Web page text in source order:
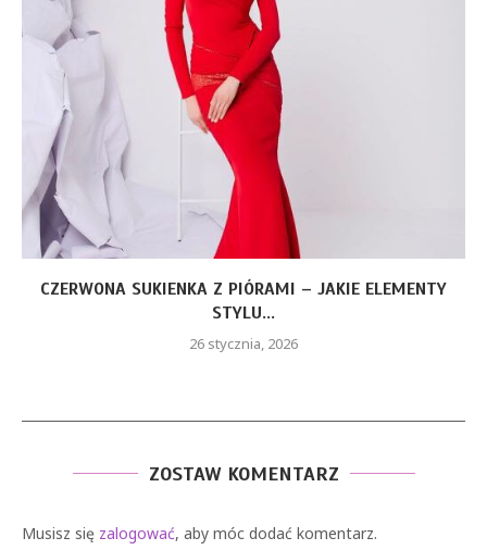
CZERWONA SUKIENKA Z PIÓRAMI – JAKIE ELEMENTY
STYLU...
26 stycznia, 2026
ZOSTAW KOMENTARZ
Musisz się zalogować, aby móc dodać komentarz.